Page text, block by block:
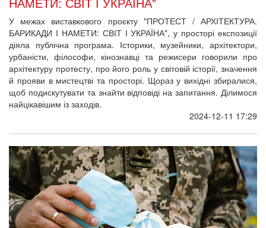
У межах виставкового проєкту "ПРОТЕСТ / АРХІТЕКТУРА.
БАРИКАДИ І НАМЕТИ: СВІТ І УКРАЇНА", у просторі експозиції
діяла публічна програма. Історики, музейники, архітектори,
урбаністи, філософи, кінознавці та режисери говорили про
архітектуру протесту, про його роль у світовій історії, значення
й прояви в мистецтві та просторі. Щораз у вихідні збиралися,
щоб подискутувати та знайти відповіді на запитання. Ділимося
найцікавішим із заходів.
2024-12-11 17:29